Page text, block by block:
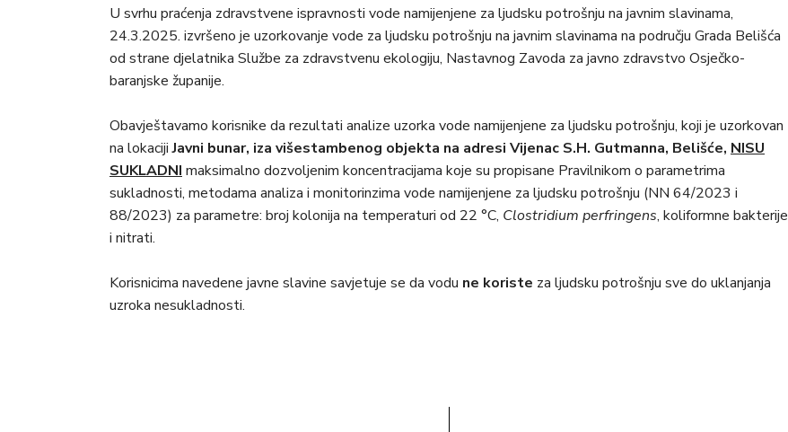
U svrhu praćenja zdravstvene ispravnosti vode namijenjene za ljudsku potrošnju na javnim slavinama,
24.3.2025. izvršeno je uzorkovanje vode za ljudsku potrošnju na javnim slavinama na području Grada Belišća
od strane djelatnika Službe za zdravstvenu ekologiju, Nastavnog Zavoda za javno zdravstvo Osječko-
baranjske županije.
Obavještavamo korisnike da rezultati analize uzorka vode namijenjene za ljudsku potrošnju, koji je uzorkovan
na lokacijiJavni bunar, iza višestambenog objekta na adresi Vijenac S.H. Gutmanna, Belišće, NISU
SUKLADNI maksimalno dozvoljenim koncentracijama koje su propisane Pravilnikom o parametrima
sukladnosti, metodama analiza i monitorinzima vode namijenjene za ljudsku potrošnju (NN 64/2023 i
88/2023) za parametre: broj kolonija na temperaturi od 22 °C, Clostridium perfringens, koliformne bakterije
i nitrati.
Korisnicima navedene javne slavine savjetuje se da vodu ne koriste za ljudsku potrošnju sve do uklanjanja
uzroka nesukladnosti.